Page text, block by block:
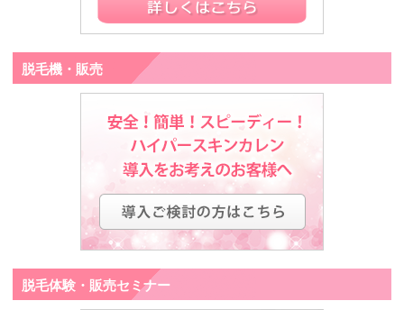
脱毛機・販売
脱毛体験・販売セミナー